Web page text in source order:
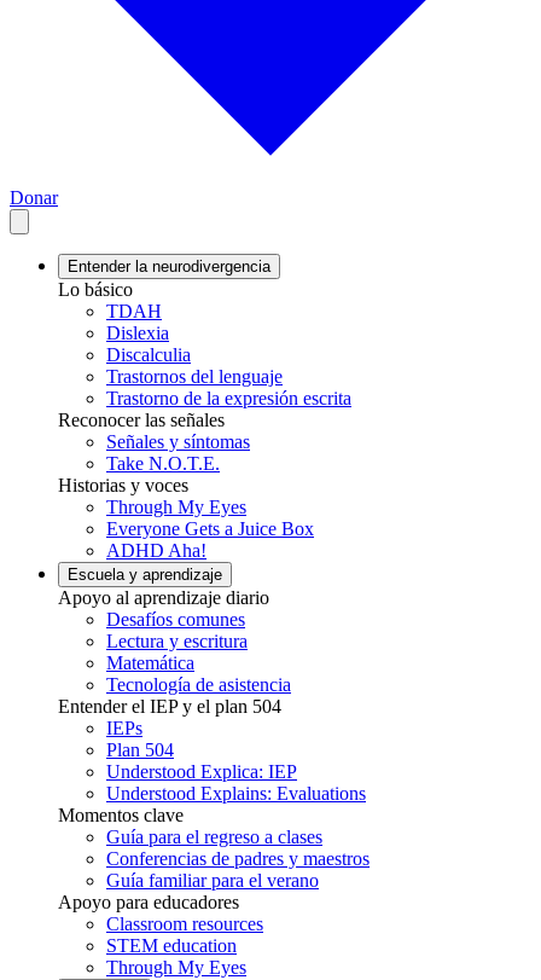
Donar
Entender la neurodivergencia
Lo básico
TDAH
Dislexia
Discalculia
Trastornos del lenguaje
Trastorno de la expresión escrita
Reconocer las señales
Señales y síntomas
Take N.O.T.E.
Historias y voces
Through My Eyes
Everyone Gets a Juice Box
ADHD Aha!
Escuela y aprendizaje
Apoyo al aprendizaje diario
Desafíos comunes
Lectura y escritura
Matemática
Tecnología de asistencia
Entender el IEP y el plan 504
IEPs
Plan 504
Understood Explica: IEP
Understood Explains: Evaluations
Momentos clave
Guía para el regreso a clases
Conferencias de padres y maestros
Guía familiar para el verano
Apoyo para educadores
Classroom resources
STEM education
Through My Eyes